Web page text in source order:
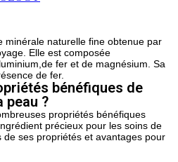
minérale naturelle fine obtenue par
Elle est composée
fer et de magnésium. Sa
de fer.
bénéfiques de
peau ?
propriétés bénéfiques
précieux pour les soins de
de ses propriétés et avantages pour